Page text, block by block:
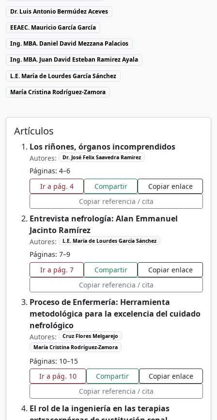
Dr. Luis Antonio Bermúdez Aceves
EEAEC. Mauricio García García
Ing. MBA. Daniel David Mezzana Palacios
Ing. MBA. Juan David Esteban Ramirez Ayala
L.E. María de Lourdes García Sánchez
María Cristina Rodríguez-Zamora
Artículos
Los riñones, órganos incomprendidos
Autores: Dr. José Felix Saavedra Ramirez
Páginas: 4–6
Ir a pág. 4
Compartir
Copiar enlace
Copiar referencia / cita
Entrevista nefrología: Alan Emmanuel
Jacinto Ramírez
Autores: L.E. María de Lourdes García Sánchez
Páginas: 7–9
Ir a pág. 7
Compartir
Copiar enlace
Copiar referencia / cita
Proceso de Enfermería: Herramienta
metodológica para la excelencia del cuidado
nefrológico
Autores:
Cruz Flores Melgarejo
María Cristina Rodríguez-Zamora
Páginas: 10–15
Ir a pág. 10
Compartir
Copiar enlace
Copiar referencia / cita
El rol de la ingeniería en las terapias